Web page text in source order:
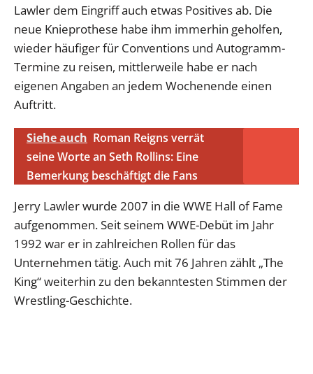
Lawler dem Eingriff auch etwas Positives ab. Die
neue Knieprothese habe ihm immerhin geholfen,
wieder häufiger für Conventions und Autogramm-
Termine zu reisen, mittlerweile habe er nach
eigenen Angaben an jedem Wochenende einen
Auftritt.
Siehe auch Roman Reigns verrät
seine Worte an Seth Rollins: Eine
Bemerkung beschäftigt die Fans
Jerry Lawler wurde 2007 in die WWE Hall of Fame
aufgenommen. Seit seinem WWE-Debüt im Jahr
1992 war er in zahlreichen Rollen für das
Unternehmen tätig. Auch mit 76 Jahren zählt „The
King“ weiterhin zu den bekanntesten Stimmen der
Wrestling-Geschichte.